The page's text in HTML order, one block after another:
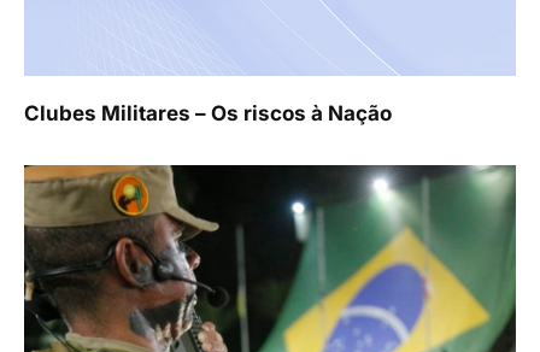
Clubes Militares – Os riscos à Nação